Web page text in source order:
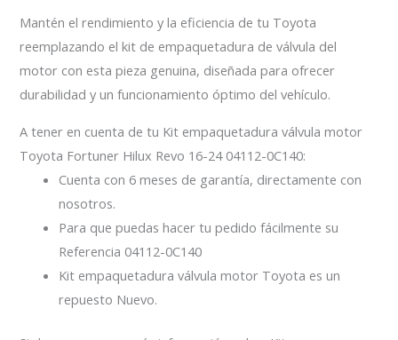
Mantén el rendimiento y la eficiencia de tu Toyota
reemplazando el kit de empaquetadura de válvula del
motor con esta pieza genuina, diseñada para ofrecer
durabilidad y un funcionamiento óptimo del vehículo.
A tener en cuenta de tu Kit empaquetadura válvula motor
Toyota Fortuner Hilux Revo 16-24 04112-0C140:
Cuenta con 6 meses de garantía, directamente con
nosotros.
Para que puedas hacer tu pedido fácilmente su
Referencia 04112-0C140
Kit empaquetadura válvula motor Toyota es un
repuesto Nuevo.